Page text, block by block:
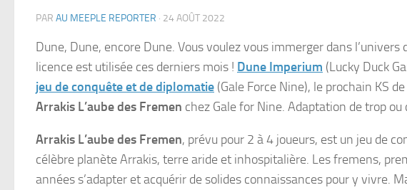
PAR AU MEEPLE REPORTER · 24 AOÛT 2022
Dune, Dune, encore Dune. Vous voulez vous immerger dans
licence est utilisée ces derniers mois ! Dune Imperium (Lucky Duck
jeu de conquête et de diplomatie (Gale Force Nine), le prochain KS
Arrakis L’aube des Fremen chez Gale for Nine. Adaptation de trop
Arrakis L’aube des Fremen, prévu pour 2 à 4 joueurs, est un jeu de
célèbre planète Arrakis, terre aride et inhospitalière. Les fremens,
années s’adapter et acquérir de solides connaissances pour y vivre.